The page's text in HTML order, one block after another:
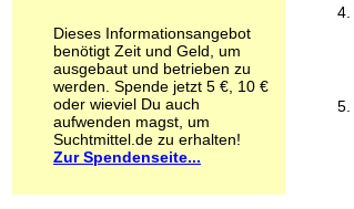
Psychopharmaka
Schlafmittel
Schmerzmittel
Schnüffelstoffe
Spice
Sucht / Süchte
Alkoholsucht
Co-Abhängigkeit
Dieses Informationsangebot
benötigt Zeit und Geld, um
ausgebaut und betrieben zu
werden. Spende jetzt 5 €, 10 €
oder wieviel Du auch
aufwenden magst, um
Suchtmittel.de zu erhalten!
Zur Spendenseite...